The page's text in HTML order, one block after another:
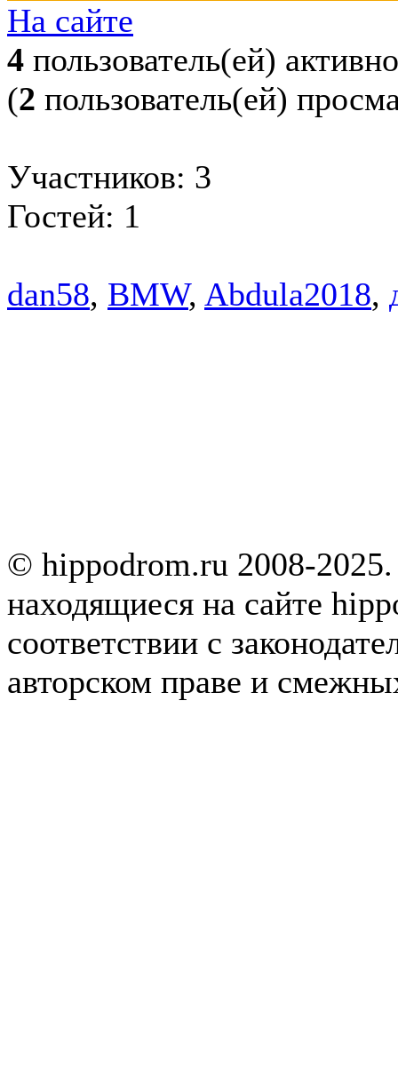
На сайте
4 пользователь(ей) активно
(2 пользователь(ей)
Участников: 3
Гостей: 1
dan58, BMW, Abdula2018,
© hippodrom.ru 2008-
находящиеся на сайте
соответствии с
авторском праве и